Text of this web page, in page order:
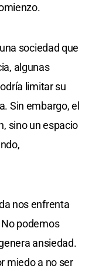
sociedad que
algunas
limitar su
Sin embargo, el
sino un espacio
nos enfrenta
podemos
ansiedad.
miedo a no ser